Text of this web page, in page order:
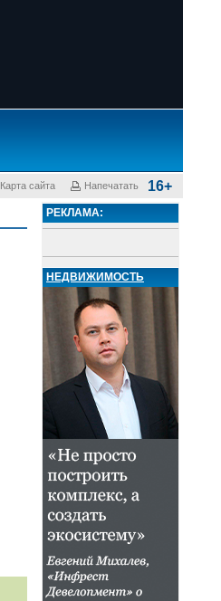
Карта сайта Напечатать 16+
РЕКЛАМА:
НЕДВИЖИМОСТЬ